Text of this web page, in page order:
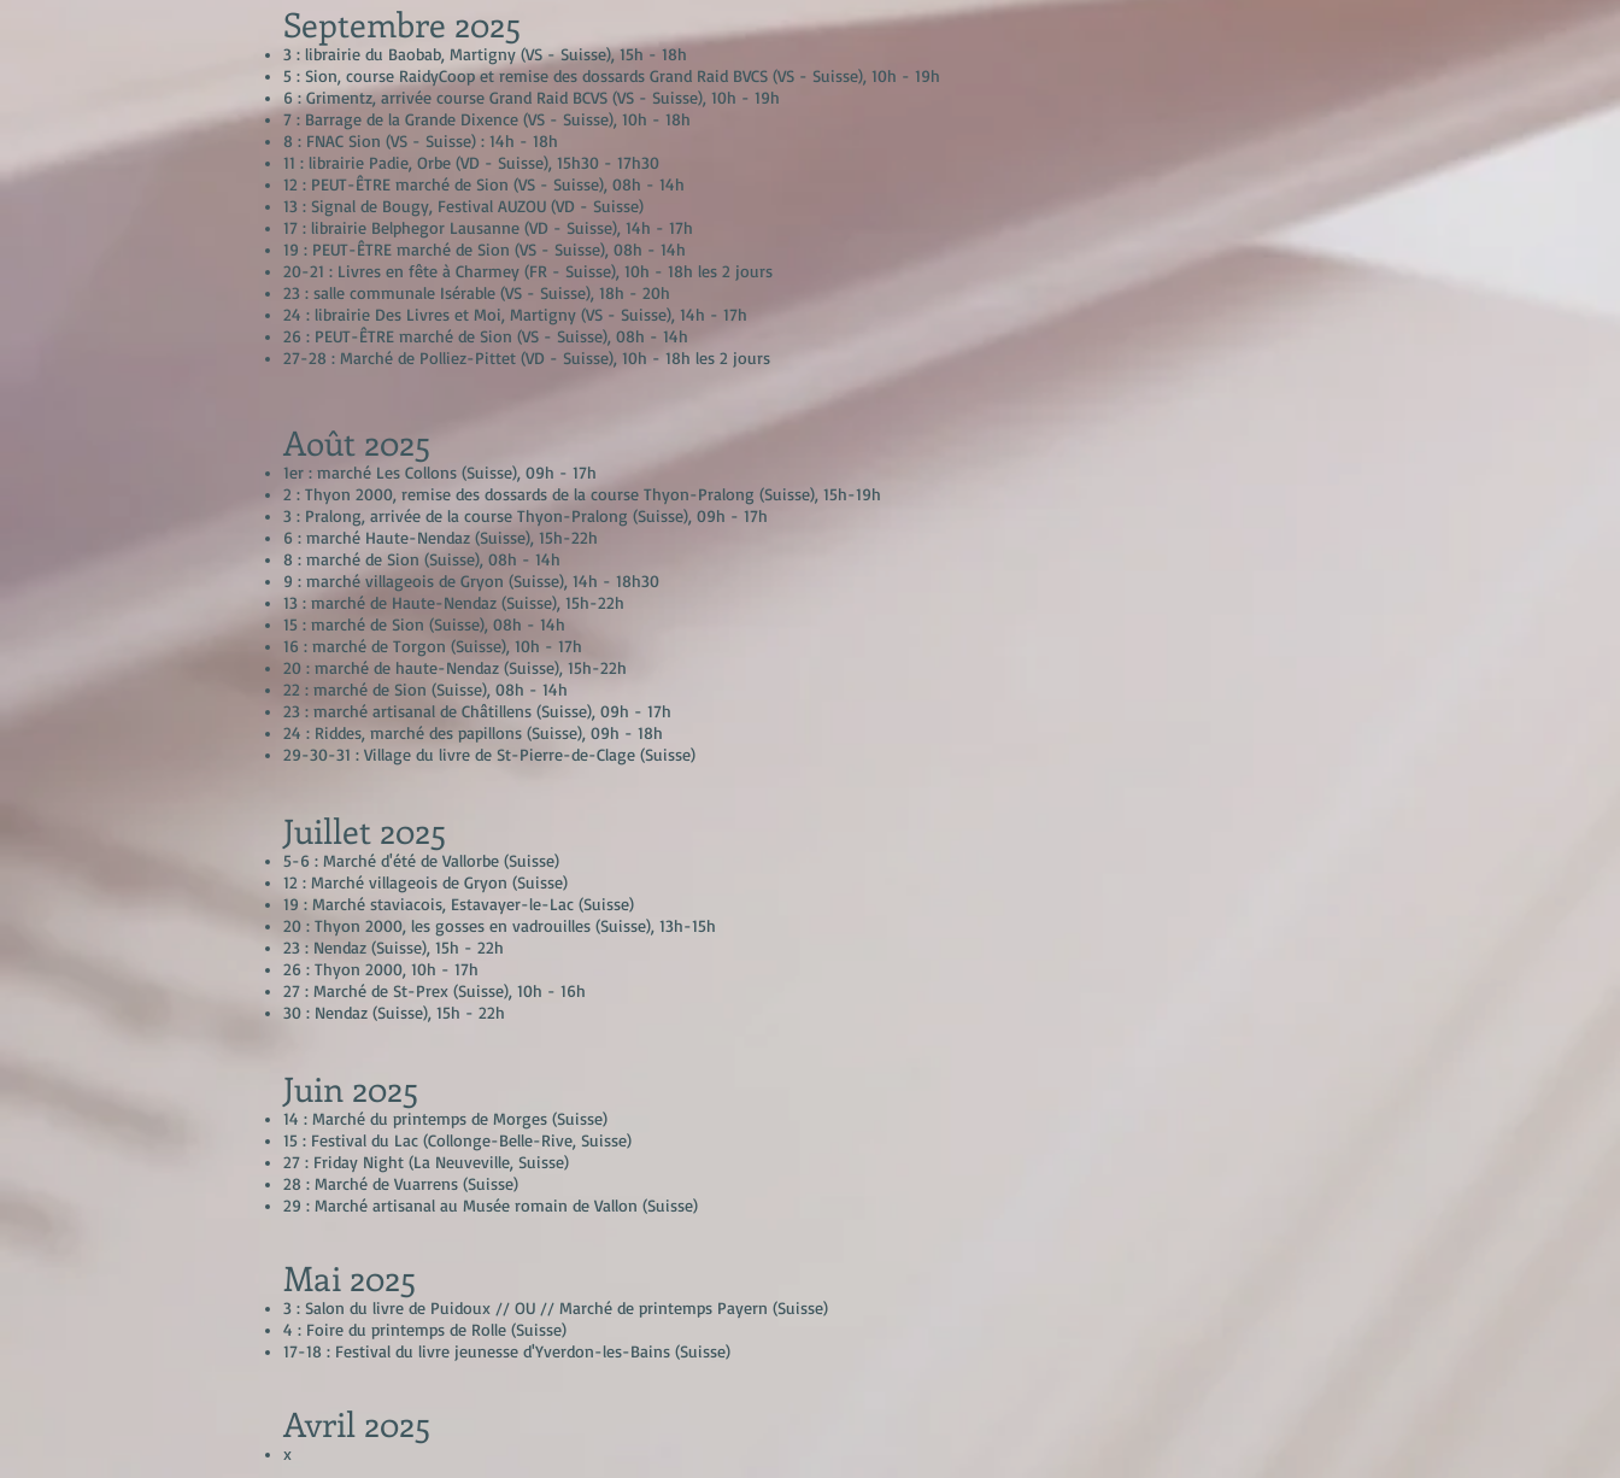
Septembre 2025
3 : librairie du Baobab, Martigny (VS - Suisse), 15h - 18h
5 : Sion, course RaidyCoop et remise des dossards Grand Raid BVCS (VS - Suisse), 10h - 19h
6 : Grimentz, arrivée course Grand Raid BCVS (VS - Suisse), 10h - 19h
7 : Barrage de la Grande Dixence (VS - Suisse), 10h - 18h
8 : FNAC Sion (VS - Suisse) : 14h - 18h
11 : librairie Padie, Orbe (VD - Suisse), 15h30 - 17h30
12 : PEUT-ÊTRE marché de Sion (VS - Suisse), 08h - 14h
13 : Signal de Bougy, Festival AUZOU (VD - Suisse)
17 : librairie Belphegor Lausanne (VD - Suisse), 14h - 17h
19 : PEUT-ÊTRE marché de Sion (VS - Suisse), 08h - 14h
20-21 : Livres en fête à Charmey (FR - Suisse), 10h - 18h les 2 jours
23 : salle communale Isérable (VS - Suisse), 18h - 20h
24 : librairie Des Livres et Moi, Martigny (VS - Suisse), 14h - 17h
26 : PEUT-ÊTRE marché de Sion (VS - Suisse), 08h - 14h
27-28 : Marché de Polliez-Pittet (VD - Suisse), 10h - 18h les 2 jours
Août 2025
1er : marché Les Collons (Suisse), 09h - 17h
2 : Thyon 2000, remise des dossards de la course Thyon-Pralong (Suisse), 15h-19h
3 : Pralong, arrivée de la course Thyon-Pralong (Suisse), 09h - 17h
6 : marché Haute-Nendaz (Suisse), 15h-22h
8 : marché de Sion (Suisse), 08h - 14h
9 : marché villageois de Gryon (Suisse), 14h - 18h30
13 : marché de Haute-Nendaz (Suisse), 15h-22h
15 : marché de Sion (Suisse), 08h - 14h
16 : marché de Torgon (Suisse), 10h - 17h
20 : marché de haute-Nendaz (Suisse), 15h-22h
22 : marché de Sion (Suisse), 08h - 14h
23 : marché artisanal de Châtillens (Suisse), 09h - 17h
24 : Riddes, marché des papillons (Suisse), 09h - 18h
29-30-31 : Village du livre de St-Pierre-de-Clage (Suisse)
Juillet 2025
5-6 : Marché d'été de Vallorbe (Suisse)
12 : Marché villageois de Gryon (Suisse)
19 : Marché staviacois, Estavayer-le-Lac (Suisse)
20 : Thyon 2000, les gosses en vadrouilles (Suisse), 13h-15h
23 : Nendaz (Suisse), 15h - 22h
26 : Thyon 2000, 10h - 17h
27 : Marché de St-Prex (Suisse), 10h - 16h
30 : Nendaz (Suisse), 15h - 22h
Juin 2025
14 : Marché du printemps de Morges (Suisse)
15 : Festival du Lac (Collonge-Belle-Rive, Suisse)
27 : Friday Night (La Neuveville, Suisse)
28 : Marché de Vuarrens (Suisse)
29 : Marché artisanal au Musée romain de Vallon (Suisse)
Mai 2025
3 : Salon du livre de Puidoux // OU // Marché de printemps Payern (Suisse)
4 : Foire du printemps de Rolle (Suisse)
17-18 : Festival du livre jeunesse d'Yverdon-les-Bains (Suisse)
Avril 2025
x